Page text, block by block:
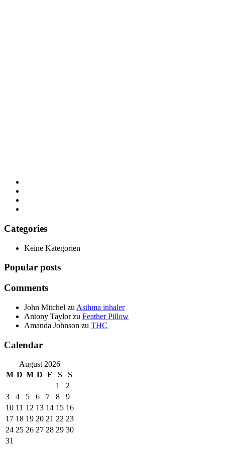
Categories
Keine Kategorien
Popular posts
Comments
John Mitchel zu Asthma inhaler
Antony Taylorzu Feather Pillow
Amanda Johnson zu THC
Calendar
August 2026
M D M D F S
S
1
2
3
4 5 6 7 8
9
10 11 12 13 14 15 16
17 18 19 20 21 22 23
24 25 26 27 28 29 30
31